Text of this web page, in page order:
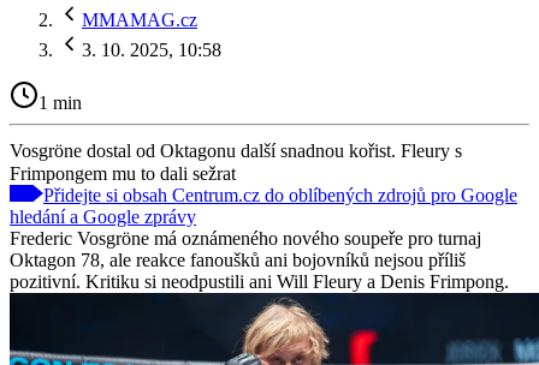
MMAMAG.cz
3. 10. 2025, 10:58
1 min
Vosgröne dostal od Oktagonu další snadnou kořist. Fleury s
Frimpongem mu to dali sežrat
Přidejte si obsah Centrum.cz do oblíbených zdrojů pro Google
hledání a Google zprávy
Frederic Vosgröne má oznámeného nového soupeře pro turnaj
Oktagon 78, ale reakce fanoušků ani bojovníků nejsou příliš
pozitivní. Kritiku si neodpustili ani Will Fleury a Denis Frimpong.